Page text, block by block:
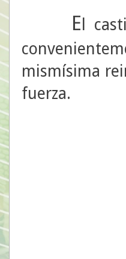
E l
mismísima
fuerza.